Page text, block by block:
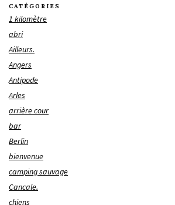
CATÉGORIES
1 kilomètre
abri
Ailleurs.
Angers
Antipode
Arles
arrière cour
bar
Berlin
bienvenue
camping sauvage
Cancale.
chiens